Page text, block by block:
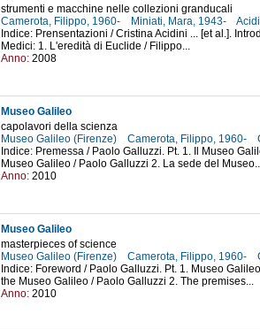
strumenti e macchine nelle collezioni granducali
Camerota, Filippo, 1960-
Miniati, Mara, 1943-
Indice: Prensentazioni / Cristina Acidini ... [et al.].
Medici: 1. L'eredità di Euclide / Filippo...
Anno: 2008
Museo Galileo
capolavori della scienza
Museo Galileo (Firenze)
Camerota, Filippo, 1960-
Indice: Premessa / Paolo Galluzzi. Pt. 1. Il Museo
Museo Galileo / Paolo Galluzzi 2. La sede del
Anno: 2010
Museo Galileo
masterpieces of science
Museo Galileo (Firenze)
Camerota, Filippo, 1960-
Indice: Foreword / Paolo Galluzzi. Pt. 1. Museo
the Museo Galileo / Paolo Galluzzi 2. The premises...
Anno: 2010